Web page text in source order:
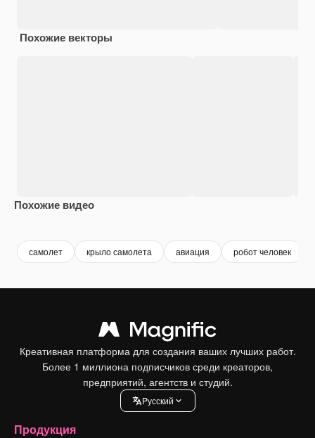
Похожие векторы
Похожие видео
самолет крыло самолета авиация робот человек
Креативная платформа для создания ваших лучших работ.
Более 1 миллиона подписчиков среди креаторов,
предприятий, агентств и студий.
Pусский
Продукция